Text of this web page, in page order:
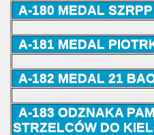
A-180 MEDAL
A-181 MEDAL
A-182 MEDAL 21
A-183 ODZNAKA
STRZELCÓW DO